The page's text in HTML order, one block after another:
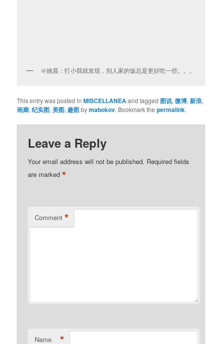
@姚晨：打小我就发现，别人家的饭总是更好吃一些。。。
This entry was posted inMISCELLANEAand tagged 图说,微博,新浪,
画廊,纪实图,美图,趣图bymabokov. Bookmark thepermalink.
Leave a Reply
Your email address will not be published. Required fields
are marked*
Comment *
Name *